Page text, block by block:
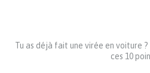
Tu as déjà fait une virée en voiture
ces 10